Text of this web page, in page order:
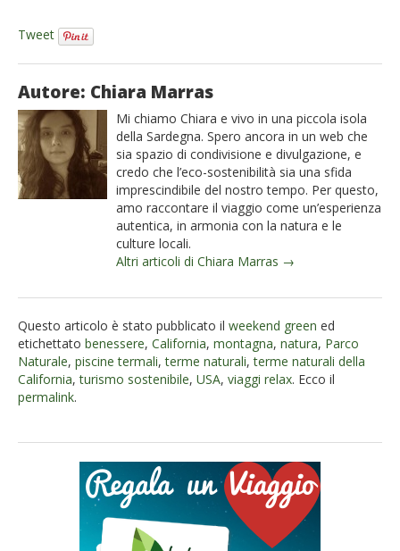
Tweet
Autore: Chiara Marras
Mi chiamo Chiara e vivo in una piccola isola
della Sardegna. Spero ancora in un web che
sia spazio di condivisione e divulgazione, e
credo che l’eco-sostenibilità sia una sfida
imprescindibile del nostro tempo. Per questo,
amo raccontare il viaggio come un’esperienza
autentica, in armonia con la natura e le
culture locali.
Altri articoli di Chiara Marras →
Questo articolo è stato pubblicato il weekend green ed
etichettato benessere, California, montagna, natura, Parco
Naturale, piscine termali,terme naturali,terme naturali della
California,turismo sostenibile, USA, viaggi relax. Ecco il
permalink.